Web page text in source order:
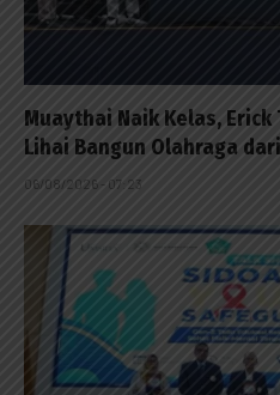
Muaythai Naik Kelas,
Lihai Bangun Olahraga
06/08/2026 - 07:23